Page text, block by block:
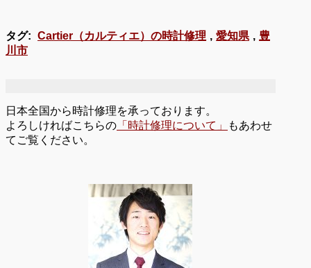
タグ: Cartier（カルティエ）の時計修理 , 愛知県 , 豊
川市
日本全国から時計修理を承っております。
よろしければこちらの 「時計修理について」
もあわせ
てご覧ください。